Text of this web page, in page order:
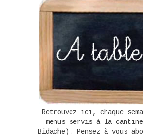
Retrouvez ici, chaque
menus servis à la cantine
Bidache). Pensez à vous